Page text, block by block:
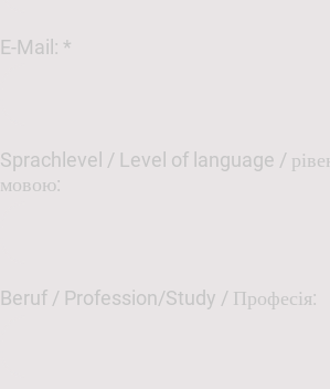
E-Mail: *
Sprachlevel / Level of language /
мовою:
Beruf / Profession/Study / Професія: